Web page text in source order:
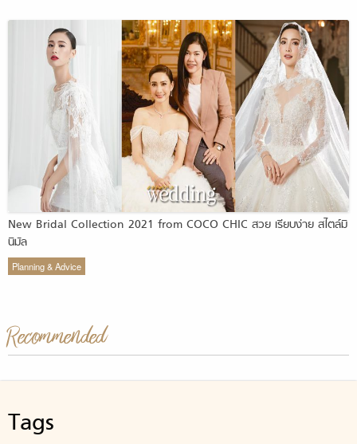
New Bridal Collection 2021 from COCO CHIC สวย เรียบง่าย สไตล์มิ
นิมัล
Planning & Advice
Recommended
Tags